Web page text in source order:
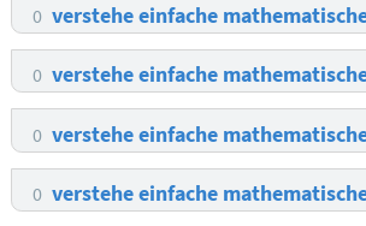
0 verstehe einfache
0 verstehe einfache
0 verstehe einfache
0 verstehe einfache